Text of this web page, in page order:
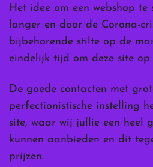
Het idee om een webshop te
langer en door de Corona-
bijbehorende stilte op de
eindelijk tijd om deze site op
De goede contacten met
perfectionistische instelling
site, waar wij jullie een heel
kunnen aanbieden en dit
prijzen.